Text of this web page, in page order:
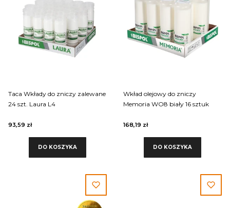
Taca Wkłady do zniczy zalewane
24 szt. Laura L4
93,59 zł
DO KOSZYKA
Wkład olejowy do zniczy
Memoria WO8 biały 16 sztuk
168,19 zł
DO KOSZYKA